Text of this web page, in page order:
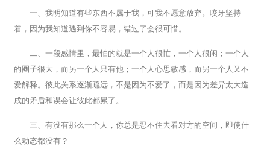
一、我明知道有些东西不属于我，可我不愿意放弃。咬牙坚持
着，因为我知道遇到你不容易，错过了会很可惜。
二、一段感情里，最怕的就是一个人很忙，一个人很闲；一个人
的圈子很大，而另一个人只有他；一个人心思敏感，而另一个人又不
爱解释。彼此关系逐渐疏远，不是因为不爱了，而是因为差异太大造
成的矛盾和误会让彼此都累了。
三、有没有那么一个人，你总是忍不住去看对方的空间，即使什
么动态都没有？